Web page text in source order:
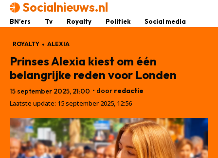
Socialnieuws.nl
BN’ers Tv Royalty Politiek Social media
ROYALTY ALEXIA
Prinses Alexia kiest om één
belangrijke reden voor Londen
15 september 2025, 21:00 • door redactie
Laatste update: 15 september 2025, 12:56